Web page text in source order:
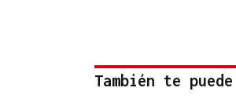
También te